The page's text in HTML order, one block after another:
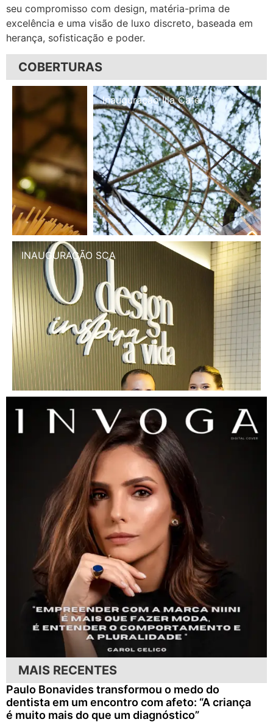
seu compromisso com design, matéria-prima de
excelência e uma visão de luxo discreto, baseada em
herança, sofisticação e poder.
COBERTURAS
Inauguração Illa Café
INAUGURAÇÃO SCA
MAIS RECENTES
Paulo Bonavides transformou o medo do
dentista em um encontro com afeto: “A criança
é muito mais do que um diagnóstico”